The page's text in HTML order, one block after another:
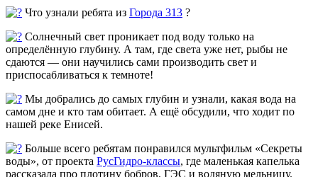
Что узнали ребята из Города 313 ?
Солнечный свет проникает под воду только на
определённую глубину. А там, где света уже нет, рыбы не
сдаются — они научились сами производить свет и
приспосабливаться к темноте!
Мы добрались до самых глубин и узнали, какая вода на
самом дне и кто там обитает. А ещё обсудили, что ходит по
нашей реке Енисей.
Больше всего ребятам понравился мультфильм «Секреты
воды», от проекта РусГидро-классы, где маленькая капелька
рассказала про плотину бобров, ГЭС и водяную мельницу.